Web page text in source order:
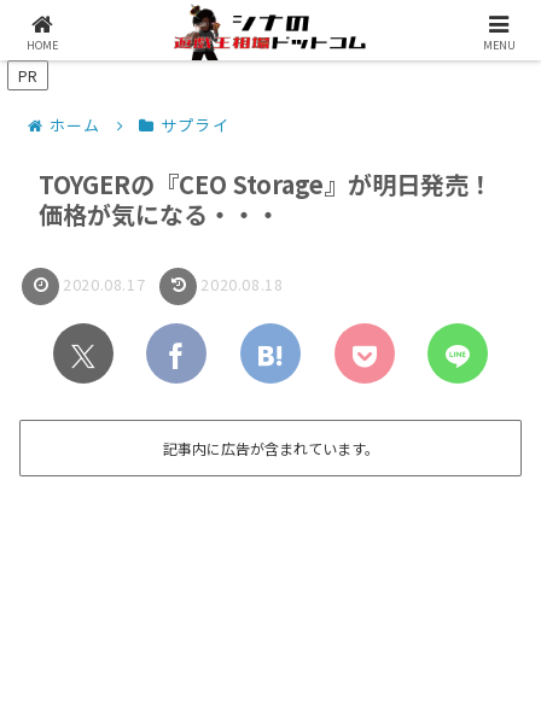
シナコムについて
PR
ホーム サプライ
TOYGERの『CEO Storage』が明日発売！
価格が気になる・・・
2020.08.17 2020.08.18
記事内に広告が含まれています。
HOME MENU